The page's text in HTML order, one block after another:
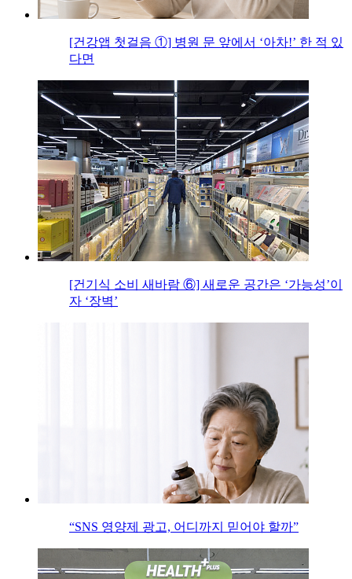
[건강앱 첫걸음 ①] 병원 문 앞에서 ‘아차!’ 한 적 있
다면
[건기식 소비 새바람 ⑥] 새로운 공간은 ‘가능성’이
자 ‘장벽’
“SNS 영양제 광고, 어디까지 믿어야 할까”